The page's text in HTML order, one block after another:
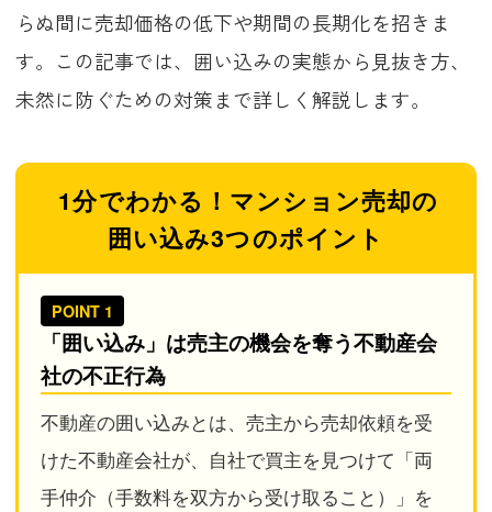
らぬ間に売却価格の低下や期間の長期化を招きま
す。この記事では、囲い込みの実態から見抜き方、
未然に防ぐための対策まで詳しく解説します。
1分でわかる！マンション売却の
囲い込み3つのポイント
POINT 1
「囲い込み」は売主の機会を奪う不動産会
社の不正行為
不動産の囲い込みとは、売主から売却依頼を受
けた不動産会社が、自社で買主を見つけて「両
手仲介（手数料を双方から受け取ること）」を